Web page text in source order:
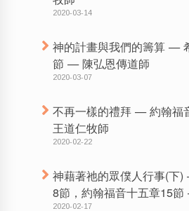
2020-03-14
神的計畫與我們的籌算 —
節 — 陳弘恩傳道師
2020-03-07
不再一樣的禮拜 — 約翰
王道仁牧師
2020-02-22
神藉著祂的眾僕人行事(下
8節，約翰福音十五章15
2020-02-17